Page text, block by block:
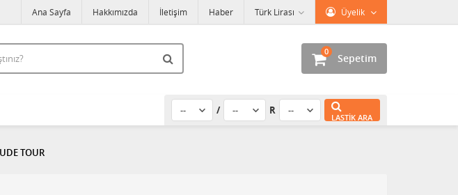
Üyelik
Türk Lirası
Ana Sayfa Hakkımızda İletişim Haber
Sepetim
0
/ R
LASTIK ARA
TOUR